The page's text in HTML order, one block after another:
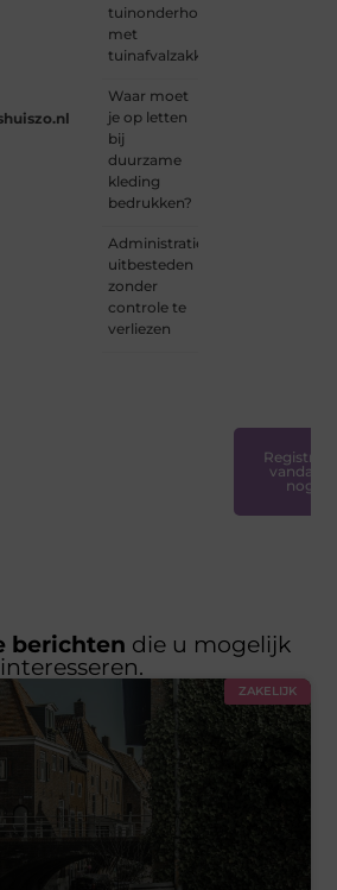
tuinonderhoud
met
tuinafvalzakken
Waar moet
je op letten
bij
duurzame
kleding
bedrukken?
Administratie
uitbesteden
zonder
controle te
verliezen
Registreer
vandaag
nog
berichten die u mogelijk
interesseren.
ZAKELIJK